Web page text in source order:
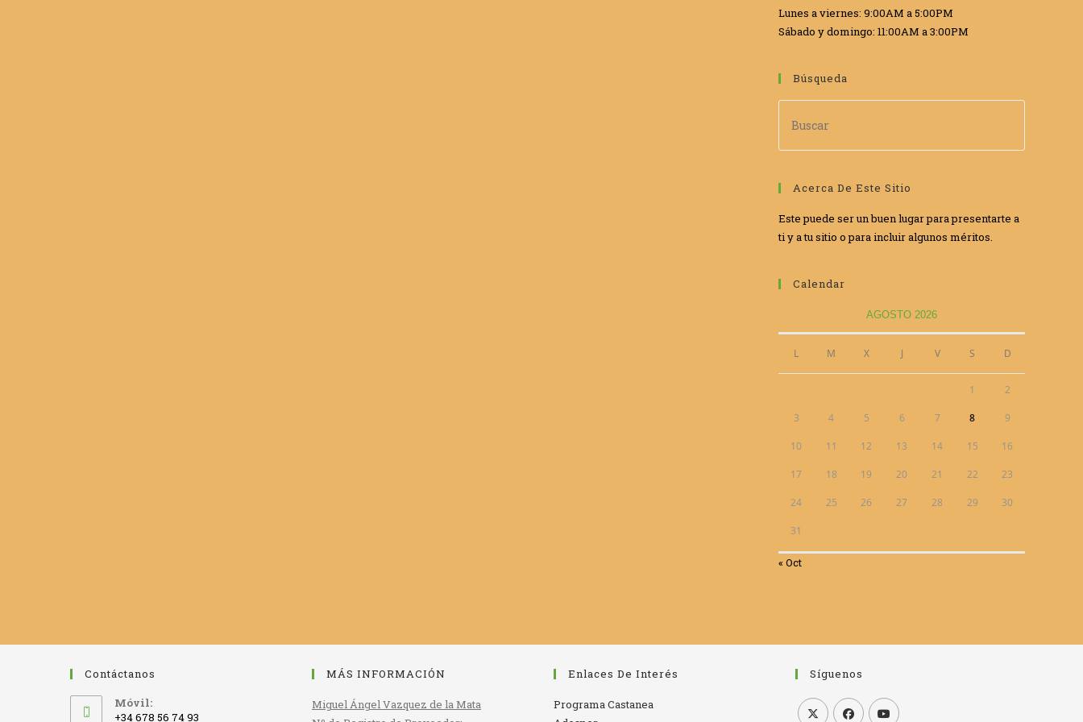
Lunes a viernes: 9:00AM a 5:00PM
Sábado y domingo: 11:00AM a 3:00PM
Búsqueda
Acerca De Este Sitio
Este puede ser un buen lugar para presentarte a
ti y a tu sitio o para incluir algunos méritos.
Calendar
AGOSTO 2026
L M X J V S D
1 2
3 4 5 6 7 8 9
10 11 12 13 14 15 16
17 18 19 20 21 22 23
24 25 26 27 28 29 30
31
« Oct
Contáctanos
Móvil:
+34 678 56 74 93
MÁS INFORMACIÓN
Miguel Ángel Vazquez de la Mata
Enlaces De Interés
Programa Castanea
Síguenos